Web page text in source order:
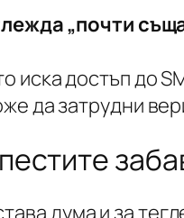
„почти
иска достъп до
да затрудни